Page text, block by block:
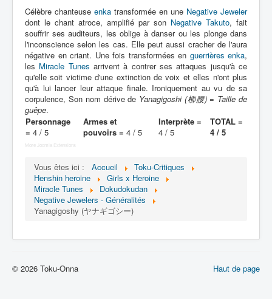
Artiste Asperger
Lexique
Idol senshi Miracle Tunes ! (アイ
ドル 戦士 ミラクル ちゅーんず !) =
Idoles guerrières Miracle Tunes !
Série
Personnages
Véhicules
Objets
Lieux
Épisodes
Célèbre chanteuse enka transformée en une Negative Jeweler
dont le chant atroce, amplifié par son Negative Takuto, fait
souffrir ses auditeurs, les oblige à danser ou les plonge dans
l'inconscience selon les cas. Elle peut aussi cracher de l'aura
négative en criant. Une fois transformées en guerrières enka,
les Miracle Tunes arrivent à contrer ses attaques jusqu'à ce
qu'elle soit victime d'une extinction de voix et elles n'ont plus
qu'à lui lancer leur attaque finale. Ironiquement au vu de sa
corpulence, Son nom dérive de Yanagigoshi (柳腰) = Taille de
guêpe.
Personnage
= 4 / 5
Armes et
pouvoirs = 4 / 5
Interprète =
4 / 5
TOTAL =
4 / 5
More Joomla Extensions
Vous êtes ici : Accueil
Toku-Critiques
Henshin heroine
Girls x Heroine
Miracle Tunes
Dokudokudan
Negative Jewelers - Généralités
Yanagigoshy (ヤナギゴシー)
Haut de page
© 2026 Toku-Onna